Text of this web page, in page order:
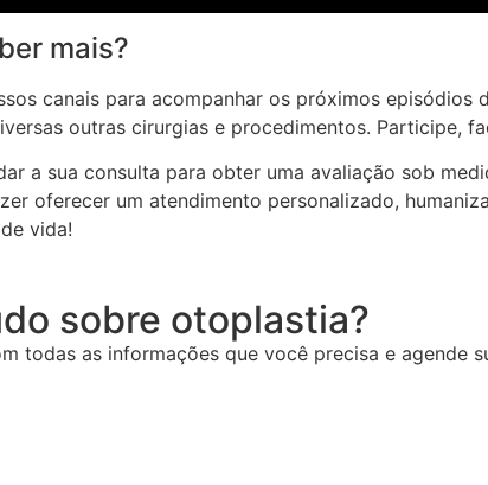
mais?
canais para acompanhar os próximos episódios
outras cirurgias e procedimentos. Participe,
a sua consulta para obter uma avaliação sob
oferecer um atendimento personalizado,
vida!
sobre otoplastia?
todas as informações que você precisa e agende